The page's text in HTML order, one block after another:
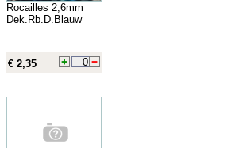
Rocailles 2,6mm
Dek.Rb.D.Blauw
€ 2,35